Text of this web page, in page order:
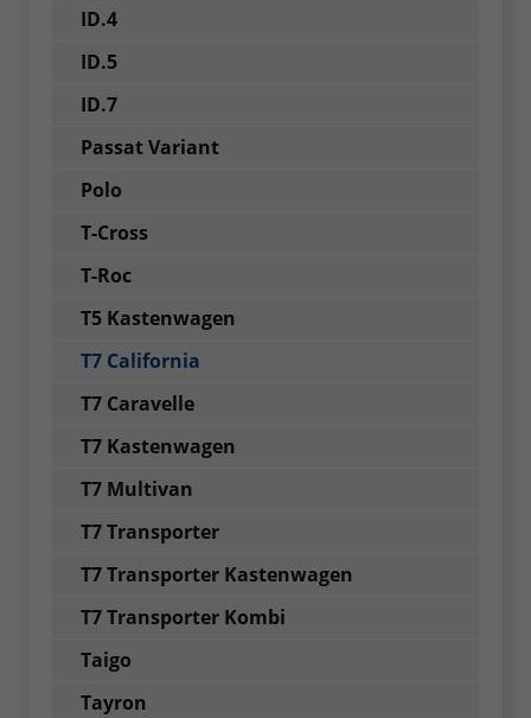
ID.4
ID.5
ID.7
Passat Variant
Polo
T-Cross
T-Roc
T5 Kastenwagen
T7 California
T7 Caravelle
T7 Kastenwagen
T7 Multivan
T7 Transporter
T7 Transporter Kastenwagen
T7 Transporter Kombi
Taigo
Tayron